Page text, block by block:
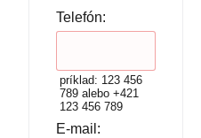
Telefón:
príklad: 123 456
789 alebo +421
123 456 789
E-mail: